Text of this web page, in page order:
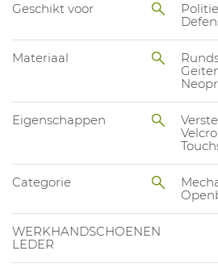
Geschikt voor
Materiaal
Eigenschappen
Categorie
WERKHANDSCHOENEN
LEDER